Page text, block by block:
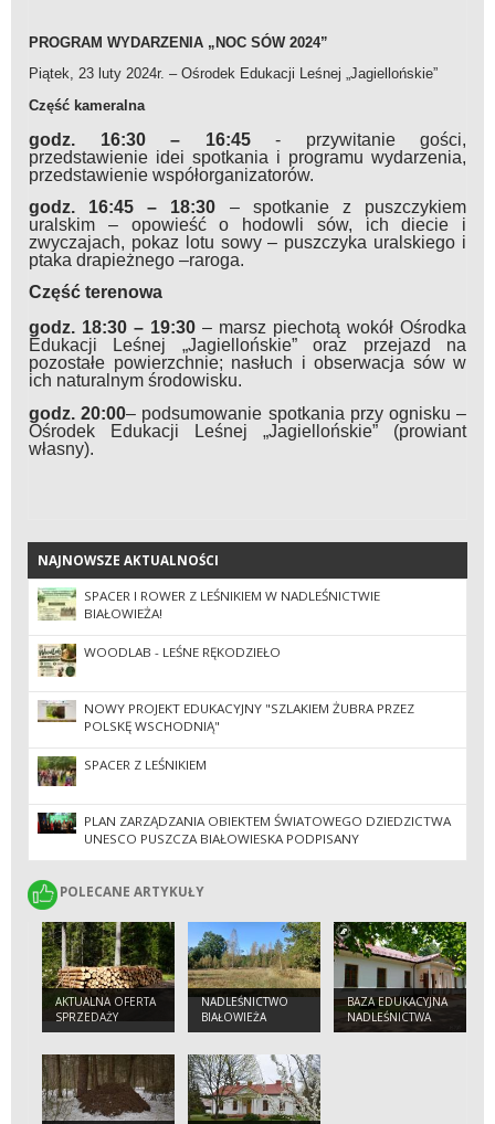
PROGRAM WYDARZENIA „NOC SÓW 2024”
Piątek, 23 luty 2024r. – Ośrodek Edukacji Leśnej „Jagiellońskie”
Część kameralna
godz. 16:30 – 16:45- przywitanie gości,
przedstawienie idei spotkania i programu wydarzenia,
przedstawienie współorganizatorów.
godz. 16:45 – 18:30 – spotkanie z puszczykiem
uralskim – opowieść o hodowli sów, ich diecie i
zwyczajach, pokaz lotu sowy – puszczyka uralskiego i
ptaka drapieżnego –raroga.
Część terenowa
godz. 18:30 – 19:30 – marsz piechotą wokół Ośrodka
Edukacji Leśnej „Jagiellońskie” oraz przejazd na
pozostałe powierzchnie; nasłuch i obserwacja sów w
ich naturalnym środowisku.
godz. 20:00– podsumowanie spotkania przy ognisku –
Ośrodek Edukacji Leśnej „Jagiellońskie” (prowiant
własny).
NAJNOWSZE AKTUALNOŚCI
NAJNOWSZE AKTUALNOŚCI
SPACER I ROWER Z LEŚNIKIEM W NADLEŚNICTWIE
BIAŁOWIEŻA!
WOODLAB - LEŚNE RĘKODZIEŁO
NOWY PROJEKT EDUKACYJNY "SZLAKIEM ŻUBRA PRZEZ
POLSKĘ WSCHODNIĄ"
SPACER Z LEŚNIKIEM
PLAN ZARZĄDZANIA OBIEKTEM ŚWIATOWEGO DZIEDZICTWA
UNESCO PUSZCZA BIAŁOWIESKA PODPISANY
POLECANE ARTYKUŁY
POLECANE ARTYKUŁY
AKTUALNA OFERTA
SPRZEDAŻY
DREWNA
NADLEŚNICTWO
BIAŁOWIEŻA
BAZA EDUKACYJNA
NADLEŚNICTWA